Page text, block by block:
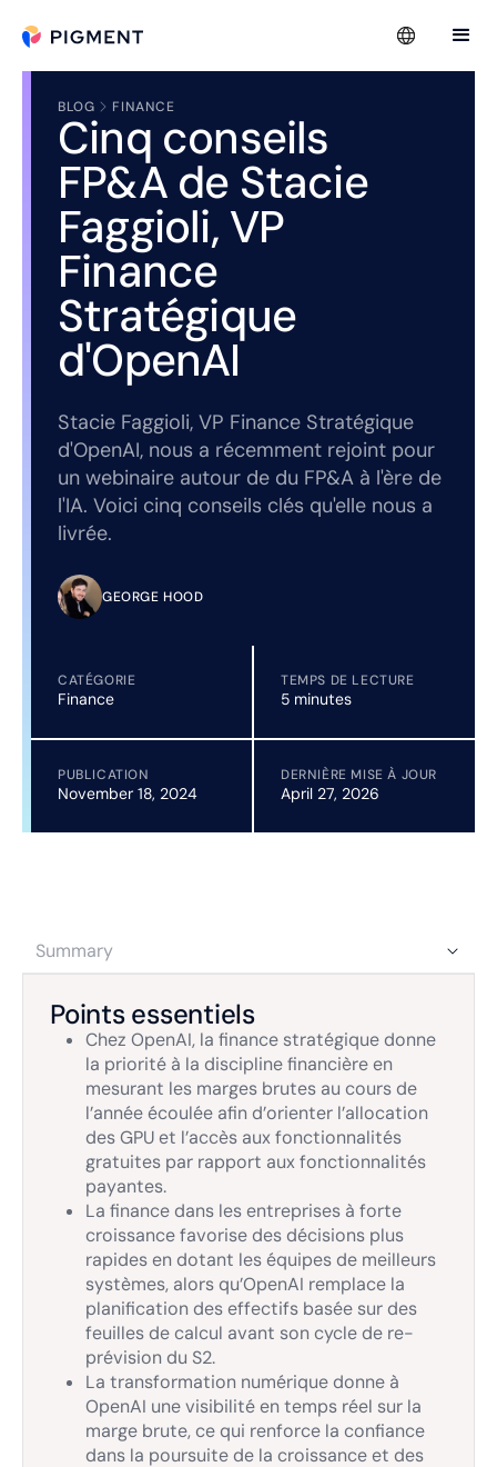
BLOG FINANCE
Cinq conseils
FP&A de Stacie
Faggioli, VP
Finance
Stratégique
d'OpenAI
Stacie Faggioli, VP Finance Stratégique
d'OpenAI, nous a récemment rejoint pour
un webinaire autour de du FP&A à l'ère de
l'IA. Voici cinq conseils clés qu'elle nous a
livrée.
GEORGE HOOD
CATÉGORIE
Finance
TEMPS DE LECTURE
5 minutes
PUBLICATION
November 18, 2024
DERNIÈRE MISE À JOUR
April 27, 2026
Summary
Points essentiels
Chez OpenAI, la finance stratégique donne
la priorité à la discipline financière en
mesurant les marges brutes au cours de
l’année écoulée afin d’orienter l’allocation
des GPU et l’accès aux fonctionnalités
gratuites par rapport aux fonctionnalités
payantes.
La finance dans les entreprises à forte
croissance favorise des décisions plus
rapides en dotant les équipes de meilleurs
systèmes, alors qu’OpenAI remplace la
planification des effectifs basée sur des
feuilles de calcul avant son cycle de re-
prévision du S2.
La transformation numérique donne à
OpenAI une visibilité en temps réel sur la
marge brute, ce qui renforce la confiance
dans la poursuite de la croissance et des